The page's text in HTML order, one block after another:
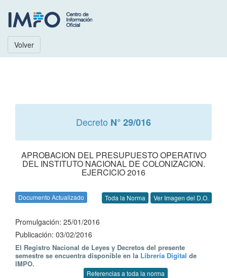
Volver
Decreto N° 29/016
APROBACION DEL PRESUPUESTO OPERATIVO
DEL INSTITUTO NACIONAL DE COLONIZACION.
EJERCICIO 2016
Documento Actualizado Toda la Norma Ver Imagen del D.O.
Promulgación: 25/01/2016
Publicación: 03/02/2016
El Registro Nacional de Leyes y Decretos del presente
semestre se encuentra disponible en la Librería Digital de
IMPO.
Referencias a toda la norma